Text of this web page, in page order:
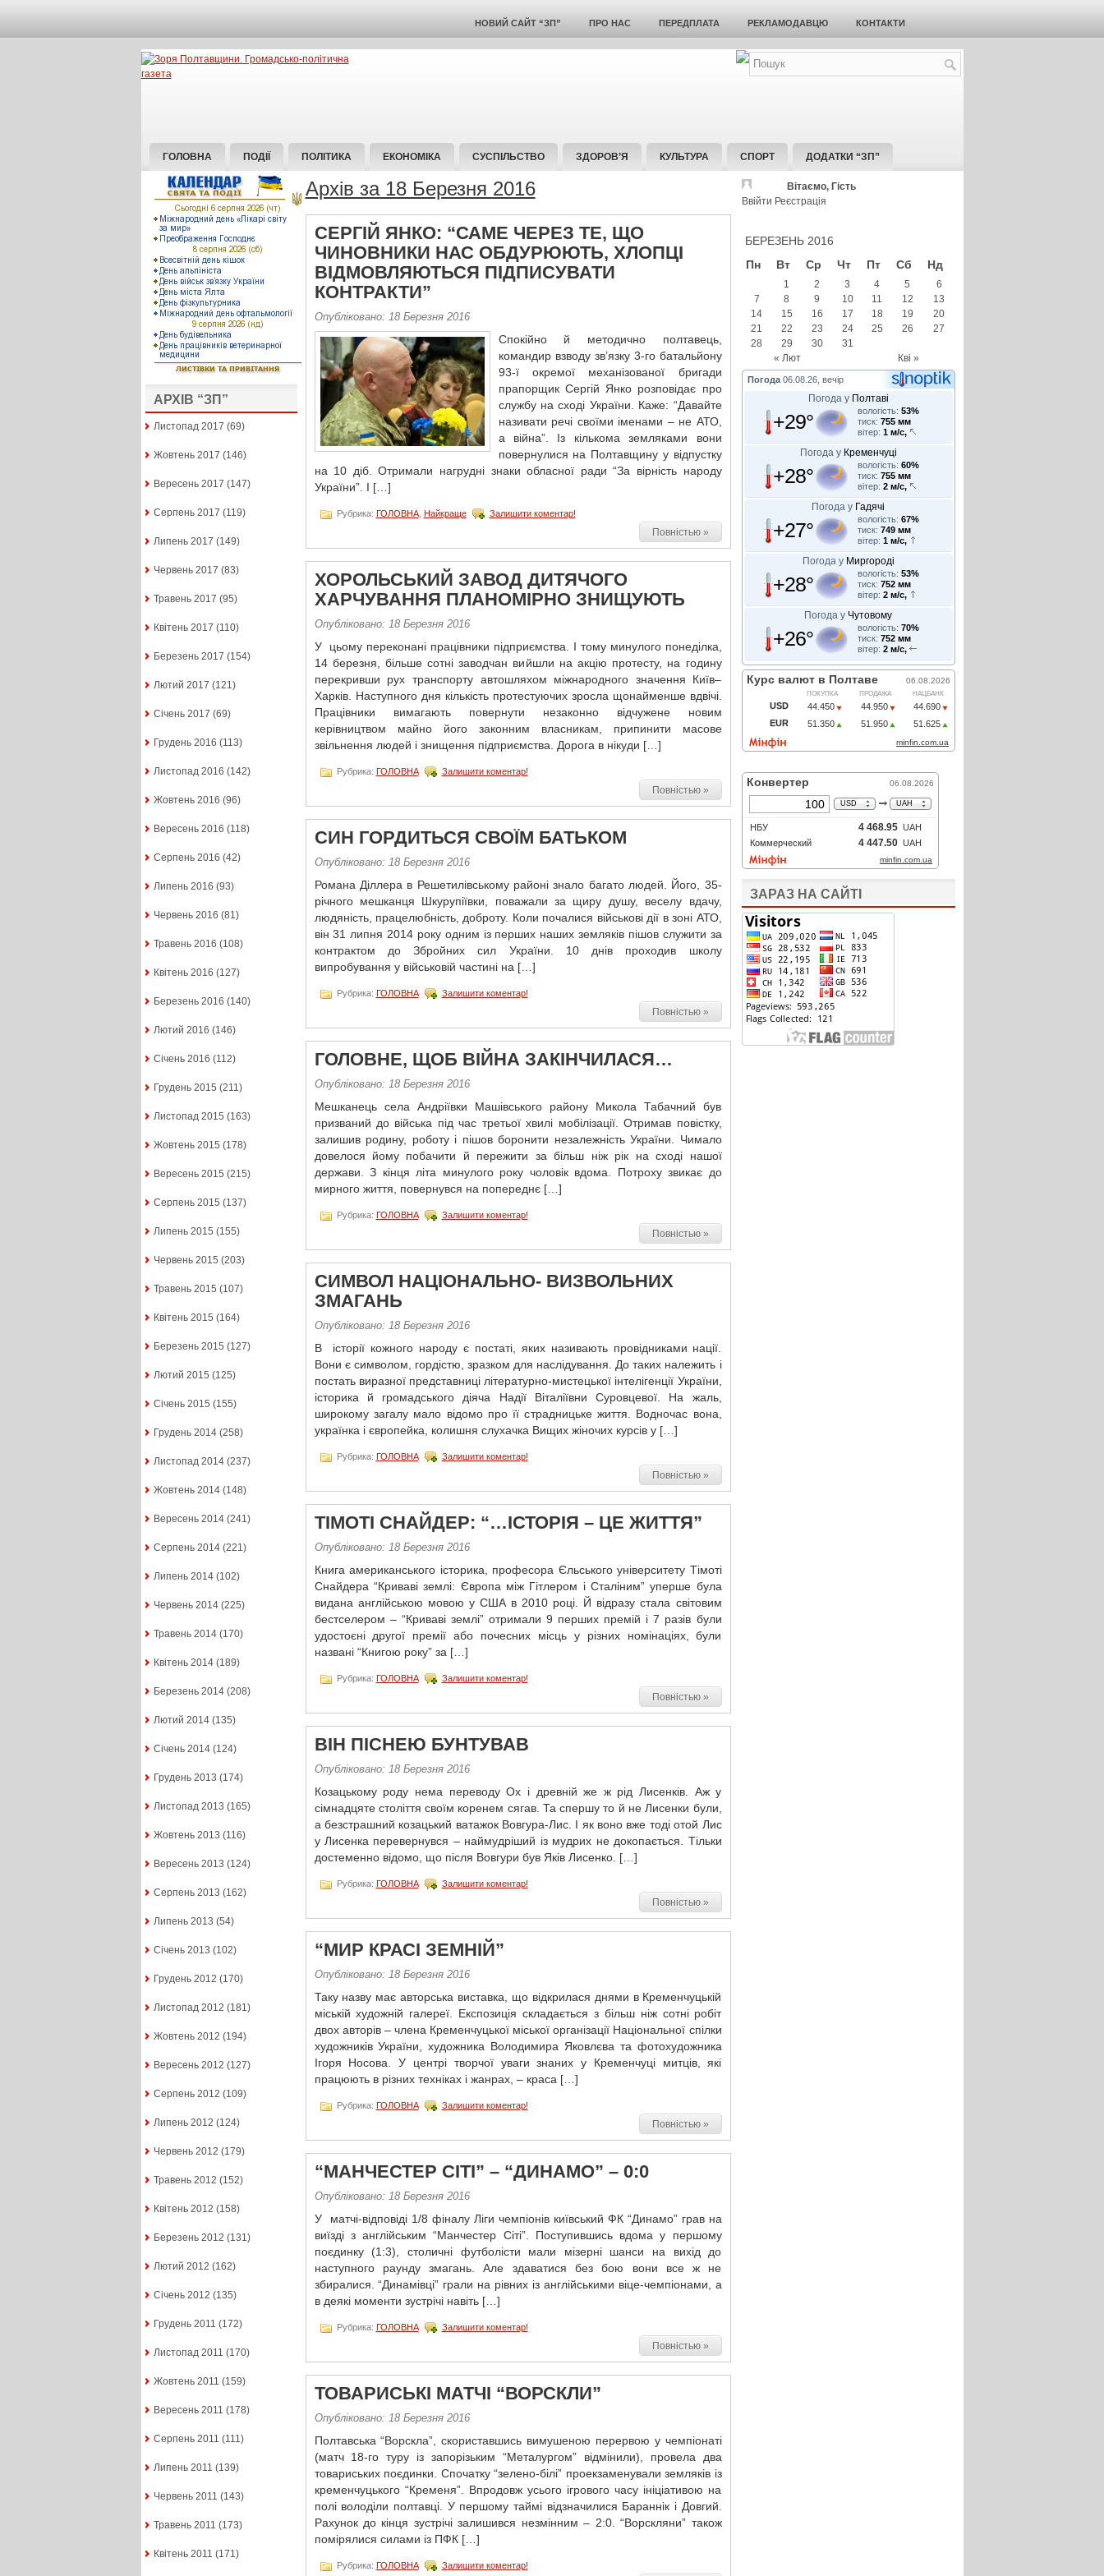
НОВИЙ САЙТ “ЗП” ПРО НАС ПЕРЕДПЛАТА РЕКЛАМОДАВЦЮ КОНТАКТИ
ГОЛОВНА ПОДІЇ ПОЛІТИКА ЕКОНОМІКА СУСПІЛЬСТВО ЗДОРОВ’Я КУЛЬТУРА СПОРТ ДОДАТКИ “ЗП”
АРХІВ “ЗП”
Листопад 2017 (69)
Жовтень 2017 (146)
Вересень 2017 (147)
Серпень 2017 (119)
Липень 2017 (149)
Червень 2017 (83)
Травень 2017 (95)
Квітень 2017 (110)
Березень 2017 (154)
Лютий 2017 (121)
Січень 2017 (69)
Грудень 2016 (113)
Листопад 2016 (142)
Жовтень 2016 (96)
Вересень 2016 (118)
Серпень 2016 (42)
Липень 2016 (93)
Червень 2016 (81)
Травень 2016 (108)
Квітень 2016 (127)
Березень 2016 (140)
Лютий 2016 (146)
Січень 2016 (112)
Грудень 2015 (211)
Листопад 2015 (163)
Жовтень 2015 (178)
Вересень 2015 (215)
Серпень 2015 (137)
Липень 2015 (155)
Червень 2015 (203)
Травень 2015 (107)
Квітень 2015 (164)
Березень 2015 (127)
Лютий 2015 (125)
Січень 2015 (155)
Грудень 2014(258)
Листопад 2014(237)
Жовтень 2014(148)
Вересень 2014(241)
Серпень 2014(221)
Липень 2014(102)
Червень 2014(225)
Травень 2014(170)
Квітень 2014(189)
Березень 2014(208)
Лютий 2014(135)
Січень 2014(124)
Грудень 2013 (174)
Листопад 2013 (165)
Жовтень 2013 (116)
Вересень 2013 (124)
Серпень 2013 (162)
Липень 2013 (54)
Січень 2013 (102)
Грудень 2012 (170)
Листопад 2012 (181)
Жовтень 2012 (194)
Вересень 2012 (127)
Серпень 2012 (109)
Липень 2012 (124)
Червень 2012 (179)
Травень 2012 (152)
Квітень 2012 (158)
Березень 2012 (131)
Лютий 2012 (162)
Січень 2012 (135)
Грудень 2011 (172)
Листопад 2011 (170)
Жовтень 2011 (159)
Вересень 2011 (178)
Серпень 2011 (111)
Липень 2011 (139)
Червень 2011 (143)
Травень 2011 (173)
Квітень 2011 (171)
Архів за 18 Березня 2016
СЕРГІЙ ЯНКО: “САМЕ ЧЕРЕЗ ТЕ, ЩО
ЧИНОВНИКИ НАС ОБДУРЮЮТЬ, ХЛОПЦІ
ВІДМОВЛЯЮТЬСЯ ПІДПИСУВАТИ
КОНТРАКТИ”
Опубліковано: 18 Березня 2016
Спокійно й методично полтавець,
командир взводу зв’язку 3-го батальйону
93-ї окремої механізованої бригади
прапорщик Сергій Янко розповідає про
службу на сході України. Каже: “Давайте
називати речі своїми іменами – не АТО,
а війна”. Із кількома земляками вони
повернулися на Полтавщину у відпустку
на 10 діб. Отримали нагрудні знаки обласної ради “За вірність народу
України”. І […]
Рубрика: ГОЛОВНА, Найкраще Залишити коментар!
Повністью »
ХОРОЛЬСЬКИЙ ЗАВОД ДИТЯЧОГО
ХАРЧУВАННЯ ПЛАНОМІРНО ЗНИЩУЮТЬ
Опубліковано: 18 Березня 2016
У цьому переконані працівники підприємства. І тому минулого понеділка,
14 березня, більше сотні заводчан вийшли на акцію протесту, на годину
перекривши рух транспорту автошляхом міжнародного значення Київ–
Харків. Наступного дня кількість протестуючих зросла щонайменше вдвічі.
Працівники вимагають повернути незаконно відчужене новим
керівництвом майно його законним власникам, припинити масове
звільнення людей і знищення підприємства. Дорога в нікуди […]
Рубрика: ГОЛОВНА Залишити коментар!
Повністью »
СИН ГОРДИТЬСЯ СВОЇМ БАТЬКОМ
Опубліковано: 18 Березня 2016
Романа Діллера в Решетилівському районі знало багато людей. Його, 35-
річного мешканця Шкурупіївки, поважали за щиру душу, веселу вдачу,
людяність, працелюбність, доброту. Коли почалися військові дії в зоні АТО,
він 31 липня 2014 року одним із перших наших земляків пішов служити за
контрактом до Збройних сил України. 10 днів проходив школу
випробування у військовій частині на […]
Рубрика: ГОЛОВНА Залишити коментар!
Повністью »
ГОЛОВНЕ, ЩОБ ВІЙНА ЗАКІНЧИЛАСЯ…
Опубліковано: 18 Березня 2016
Мешканець села Андріївки Машівського району Микола Табачний був
призваний до війська під час третьої хвилі мобілізації. Отримав повістку,
залишив родину, роботу і пішов боронити незалежність України. Чимало
довелося йому побачити й пережити за більш ніж рік на сході нашої
держави. З кінця літа минулого року чоловік вдома. Потроху звикає до
мирного життя, повернувся на попереднє […]
Рубрика: ГОЛОВНА Залишити коментар!
Повністью »
СИМВОЛ НАЦІОНАЛЬНО- ВИЗВОЛЬНИХ
ЗМАГАНЬ
Опубліковано: 18 Березня 2016
В історії кожного народу є постаті, яких називають провідниками нації.
Вони є символом, гордістю, зразком для наслідування. До таких належить і
постать виразної представниці літературно-мистецької інтелігенції України,
історика й громадського діяча Надії Віталіївни Суровцевої. На жаль,
широкому загалу мало відомо про її страдницьке життя. Водночас вона,
українка і європейка, колишня слухачка Вищих жіночих курсів у […]
Рубрика: ГОЛОВНА Залишити коментар!
Повністью »
ТІМОТІ СНАЙДЕР: “…ІСТОРІЯ – ЦЕ ЖИТТЯ”
Опубліковано: 18 Березня 2016
Книга американського історика, професора Єльського університету Тімоті
Снайдера “Криваві землі: Європа між Гітлером і Сталіним” уперше була
видана англійською мовою у США в 2010 році. Й відразу стала світовим
бестселером – “Криваві землі” отримали 9 перших премій і 7 разів були
удостоєні другої премії або почесних місць у різних номінаціях, були
названі “Книгою року” за […]
Рубрика: ГОЛОВНА Залишити коментар!
Повністью »
ВІН ПІСНЕЮ БУНТУВАВ
Опубліковано: 18 Березня 2016
Козацькому роду нема переводу Ох і древній же ж рід Лисенків. Аж у
сімнадцяте століття своїм коренем сягав. Та спершу то й не Лисенки були,
а безстрашний козацький ватажок Вовгура-Лис. І як воно вже тоді отой Лис
у Лисенка перевернувся – наймудріший iз мудрих не докопається. Тільки
достеменно відомо, що після Вовгури був Яків Лисенко. […]
Рубрика: ГОЛОВНА Залишити коментар!
Повністью »
“МИР КРАСІ ЗЕМНІЙ”
Опубліковано: 18 Березня 2016
Таку назву має авторська виставка, що відкрилася днями в Кременчуцькій
міській художній галереї. Експозиція складається з більш ніж сотні робіт
двох авторів – члена Кременчуцької міської організації Національної спілки
художників України, художника Володимира Яковлєва та фотохудожника
Ігоря Носова. У центрі творчої уваги знаних у Кременчуці митців, які
працюють в різних техніках і жанрах, – краса […]
Рубрика: ГОЛОВНА Залишити коментар!
Повністью »
“МАНЧЕСТЕР СІТІ” – “ДИНАМО” – 0:0
Опубліковано: 18 Березня 2016
У матчі-відповіді 1/8 фіналу Ліги чемпіонів київський ФК “Динамо” грав на
виїзді з англійським “Манчестер Сіті”. Поступившись вдома у першому
поєдинку (1:3), столичні футболісти мали мізерні шанси на вихід до
наступного раунду змагань. Але здаватися без бою вони все ж не
збиралися. “Динамівці” грали на рівних із англійськими віце-чемпіонами, а
в деякі моменти зустрічі навіть […]
Рубрика: ГОЛОВНА Залишити коментар!
Повністью »
ТОВАРИСЬКІ МАТЧІ “ВОРСКЛИ”
Опубліковано: 18 Березня 2016
Полтавська “Ворскла”, скориставшись вимушеною перервою у чемпіонаті
(матч 18-го туру із запорізьким “Металургом” відмінили), провела два
товариських поєдинки. Спочатку “зелено-білі” проекзаменували земляків із
кременчуцького “Кременя”. Впродовж усього ігрового часу ініціативою на
полі володіли полтавці. У першому таймі відзначилися Бараннік і Довгий.
Рахунок до кінця зустрічі залишився незмінним – 2:0. “Ворскляни” також
помірялися силами із ПФК […]
Рубрика: ГОЛОВНА Залишити коментар!
Вітаємо, Гість
Ввійти Реєстрація
БЕРЕЗЕНЬ 2016
Пн
Вт Ср Чт Пт Сб Нд
« Лют Кві »
1 2 3 4 5
6
7
8 9 10 11 12
13
14
15 16 17 18 19
20
21
22 23 24 25 26
27
28
29 30 31
Погода 06.08.26, вечір
Погода у Полтаві
+29° вологість: 53%
тиск: 755 мм
вітер: 1 м/с,
Погода у Кременчуці
+28° вологість: 60%
тиск: 755 мм
вітер: 2 м/с,
Погода у Гадячі
+27° вологість: 67%
тиск: 749 мм
вітер: 1 м/с,
Погода у Миргороді
+28° вологість: 53%
тиск: 752 мм
вітер: 2 м/с,
Погода у Чутовому
+26° вологість: 70%
тиск: 752 мм
вітер: 2 м/с,
ЗАРАЗ НА САЙТІ